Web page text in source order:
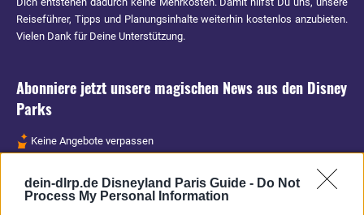
dein-dlrp.de Disneyland Paris Guide - Do Not
Process My Personal Information
Reiseführer, Tipps und Planungsinhalte weiterhin kostenlos anzubieten.
Vielen Dank für Deine Unterstützung.
Abonniere jetzt unsere magischen News aus den Disney
Parks
Keine Angebote verpassen
Spannende Lesetipps